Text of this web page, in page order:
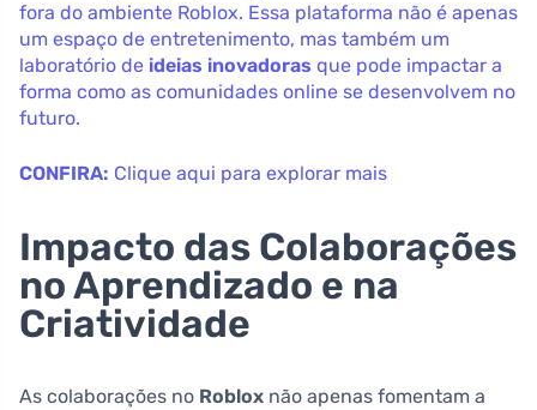
fora do ambiente Roblox. Essa plataforma não é apenas
um espaço de entretenimento, mas também um
laboratório de ideias inovadoras que pode impactar a
forma como as comunidades online se desenvolvem no
futuro.
CONFIRA: Clique aqui para explorar mais
Impacto das Colaborações
no Aprendizado e na
Criatividade
As colaborações no Roblox não apenas fomentam a